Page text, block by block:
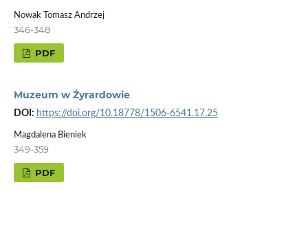
Nowak Tomasz Andrzej
346-348
PDF
Muzeum w Żyrardowie
DOI: https://doi.org/10.18778/1506-6541.17.25
Magdalena Bieniek
349-359
PDF